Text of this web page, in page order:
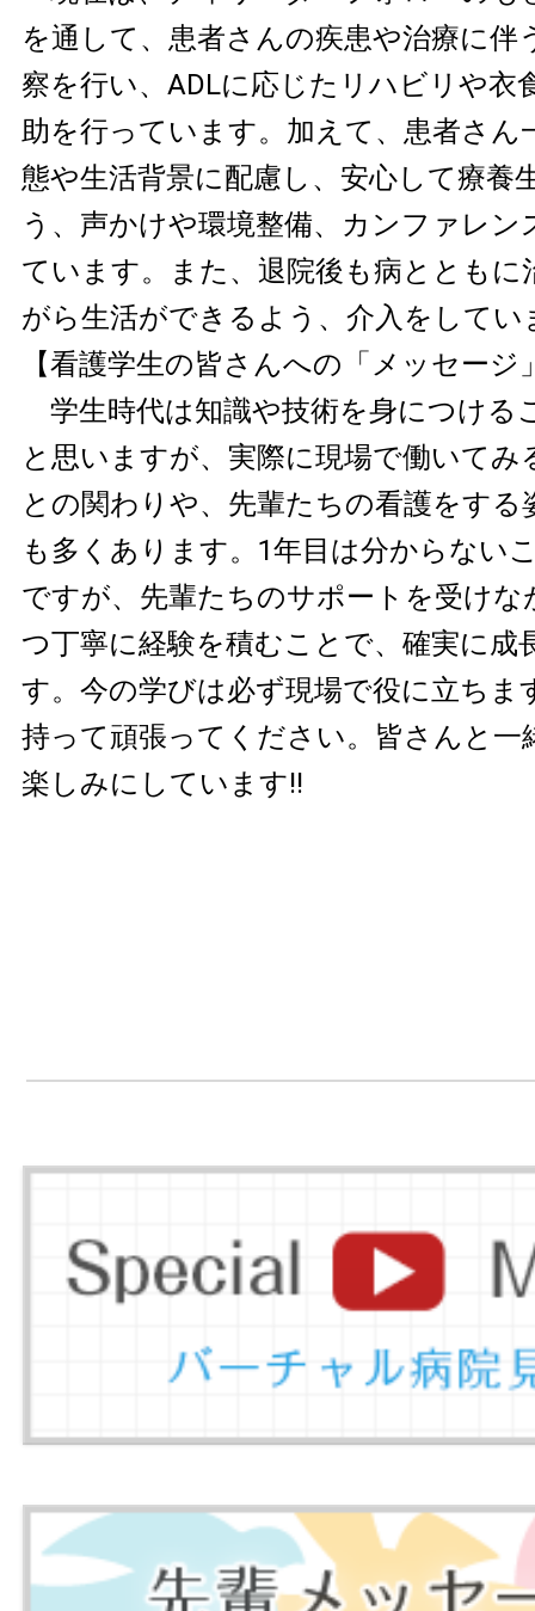
を通して、患者さんの疾患や治療に伴
察を行い、ADLに応じたリハビリや衣
助を行っています。加えて、患者さん
態や生活背景に配慮し、安心して療養
う、声かけや環境整備、カンファレン
ています。また、退院後も病とともに
がら生活ができるよう、介入をしてい
【看護学生の皆さんへの「メッセージ
学生時代は知識や技術を身につける
と思いますが、実際に現場で働いてみ
との関わりや、先輩たちの看護をする
も多くあります。1年目は分からない
ですが、先輩たちのサポートを受けな
つ丁寧に経験を積むことで、確実に成
す。今の学びは必ず現場で役に立ちま
持って頑張ってください。皆さんと一
楽しみにしています!!